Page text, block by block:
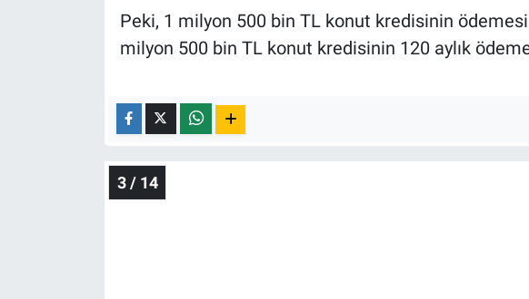
Peki, 1 milyon 500 bin TL konut kredisinin
milyon 500 bin TL konut kredisinin 120 aylık
3 / 14